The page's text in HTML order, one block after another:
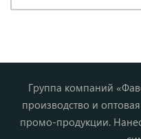
Группа компаний
производство и
промо-продукции.